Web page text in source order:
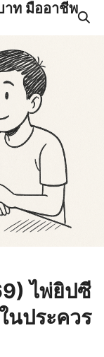
ท มืออาชีพ
ไพ่ยิปซี
นประควร